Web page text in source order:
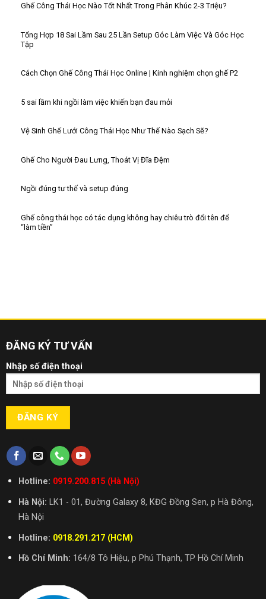
Ghế Công Thái Học Nào Tốt Nhất Trong Phân Khúc 2-3 Triệu?
Tổng Hợp 18 Sai Lầm Sau 25 Lần Setup Góc Làm Việc Và Góc Học
Tập
Cách Chọn Ghế Công Thái Học Online | Kinh nghiệm chọn ghế P2
5 sai lầm khi ngồi làm việc khiến bạn đau mỏi
Vệ Sinh Ghế Lưới Công Thái Học Như Thế Nào Sạch Sẽ?
Ghế Cho Người Đau Lưng, Thoát Vị Đĩa Đệm
Ngồi đúng tư thế và setup đúng
Ghế công thái học có tác dụng không hay chiêu trò đổi tên để
“làm tiền”
ĐĂNG KÝ TƯ VẤN
Nhập số điện thoại
Hotline: 0919.200.815 (Hà Nội)
Hà Nội: LK1 - 01, Đường Galaxy 8, KĐG Đồng Sen, p Hà Đông,
Hà Nội
Hotline: 0918.291.217 (HCM)
Hồ Chí Minh: 164/8 Tô Hiệu, p Phú Thạnh, TP Hồ Chí Minh